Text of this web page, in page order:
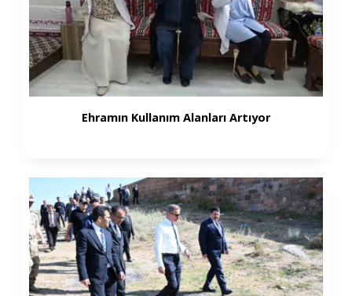
Ehramın Kullanım Alanları Artıyor